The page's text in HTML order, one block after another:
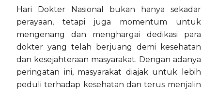
Hari Dokter Nasional bukan hanya sekadar
perayaan, tetapi juga momentum untuk
mengenang dan menghargai dedikasi para
dokter yang telah berjuang demi kesehatan
dan kesejahteraan masyarakat. Dengan adanya
peringatan ini, masyarakat diajak untuk lebih
peduli terhadap kesehatan dan terus menjalin